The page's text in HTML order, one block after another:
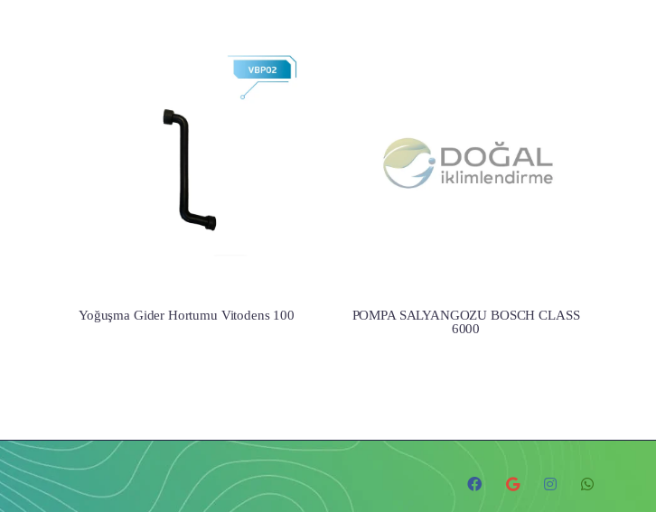
Yoğuşma Gider Hortumu Vitodens 100
POMPA SALYANGOZU BOSCH CLASS
6000